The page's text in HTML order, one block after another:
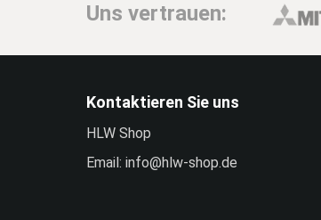
Uns vertrauen:
Kontaktieren Sie uns
HLW Shop
Email: info@hlw-shop.de